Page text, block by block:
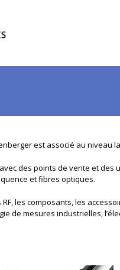
est associé au niveau
des points de vente et
et fibres optiques.
les composants, les
de mesures industrielles,